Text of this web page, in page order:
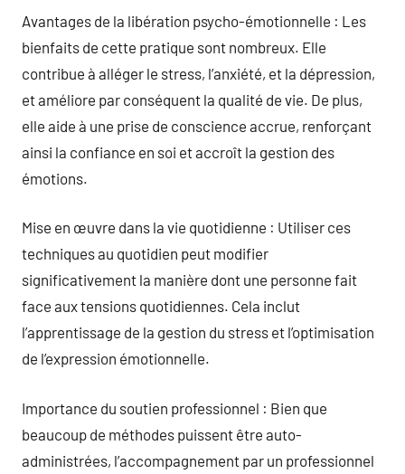
Avantages de la libération psycho-émotionnelle : Les
bienfaits de cette pratique sont nombreux. Elle
contribue à alléger le stress, l’anxiété, et la dépression,
et améliore par conséquent la qualité de vie. De plus,
elle aide à une prise de conscience accrue, renforçant
ainsi la confiance en soi et accroît la gestion des
émotions.
Mise en œuvre dans la vie quotidienne : Utiliser ces
techniques au quotidien peut modifier
significativement la manière dont une personne fait
face aux tensions quotidiennes. Cela inclut
l’apprentissage de la gestion du stress et l’optimisation
de l’expression émotionnelle.
Importance du soutien professionnel : Bien que
beaucoup de méthodes puissent être auto-
administrées, l’accompagnement par un professionnel